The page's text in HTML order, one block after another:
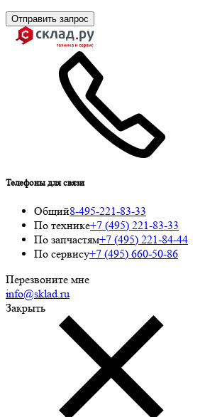
Отправить запрос
Телефоны для связи
Общий8-495-221-83-33
По технике+7 (495) 221-83-33
По запчастям+7 (495) 221-84-44
По сервису+7 (495) 660-50-86
Перезвоните мне
info@sklad.ru
Закрыть